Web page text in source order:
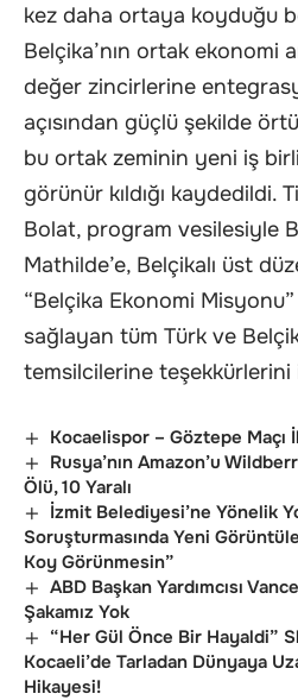
kez daha ortaya koyduğu
Belçika’nın ortak ekonomi
değer zincirlerine
açısından güçlü şekilde
bu ortak zeminin yeni iş
görünür kıldığı kaydedildi.
Bolat, program vesilesiyle
Mathilde’e, Belçikalı üst
“Belçika Ekonomi Misyonu”
sağlayan tüm Türk ve
temsilcilerine
Kocaelispor – Göztepe Maçı
Rusya’nın Amazon’u
Ölü, 10 Yaralı
İzmit Belediyesi’ne Yönelik
Soruşturmasında Yeni
Koy Görünmesin”
ABD Başkan Yardımcısı
Şakamız Yok
“Her Gül Önce Bir Hayaldi”
Kocaeli’de Tarladan Dünyaya
Hikayesi!